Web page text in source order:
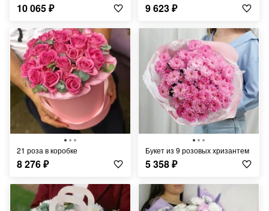
10 065₽ 9 623₽
21 роза в коробке
8 276₽
Букет из 9 розовых хризантем
5 358₽